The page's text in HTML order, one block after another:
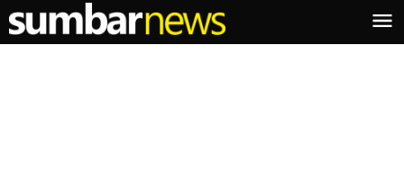
Lewati
ke
konten